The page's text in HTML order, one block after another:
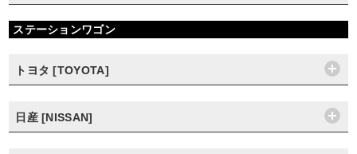
ステーションワゴン
トヨタ [TOYOTA]
日産 [NISSAN]